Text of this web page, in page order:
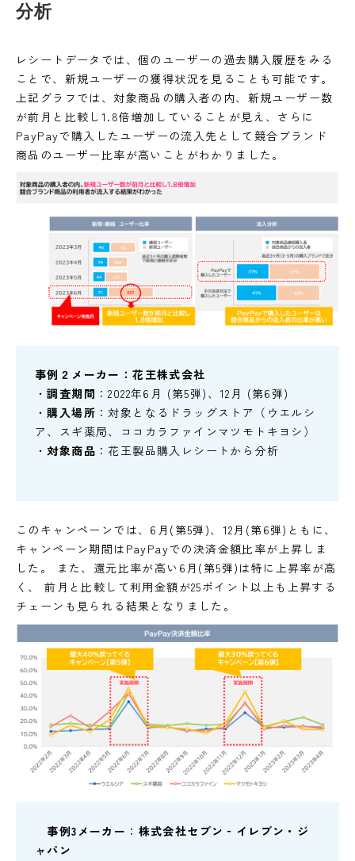
分析
レシートデータでは、個のユーザーの過去購入履歴をみる
ことで、新規ユーザーの獲得状況を見ることも可能です。
上記グラフでは、対象商品の購入者の内、新規ユーザー数
が前月と比較し1.8倍増加していることが見え、さらに
PayPayで購入したユーザーの流入先として競合ブランド
商品のユーザー比率が高いことがわかりました。
事例２メーカー：花王株式会社
・調査期間 ：2022年6月 (第5弾)、12月 (第6弾)
・購入場所 ：対象となるドラッグストア（ウエルシ
ア、スギ薬局、ココカラファインマツモトキヨシ）
・対象商品 ：花王製品購入レシートから分析
このキャンペーンでは、6月(第5弾)、12月(第6弾)ともに、
キャンペーン期間はPayPayでの決済金額比率が上昇しま
した。 また、還元比率が高い6月(第5弾)は特に上昇率が高
く、 前月と比較して利用金額が25ポイント以上も上昇する
チェーンも見られる結果となりました。
事例3メーカー ： 株式会社セブン‐イレブン・ジ
ャパン